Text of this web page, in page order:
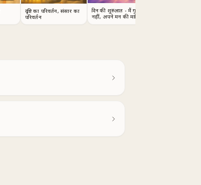
दृष्टि का परिवर्तन, संसार का
परिवर्तन
दिन की शुरुआत - मैं गुलाम
नहीं, अपने मन की मालिक हूँ